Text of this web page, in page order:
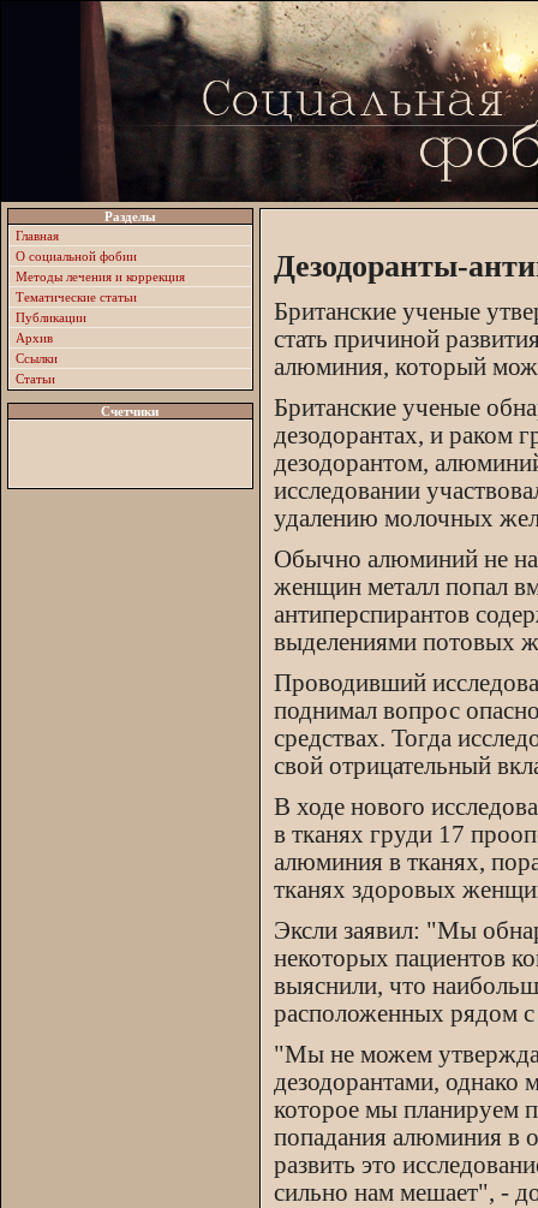
Разделы
Главная
О социальной фобии
Методы лечения и коррекция
Тематические статьи
Публикации
Архив
Ссылки
Статьи
Счетчики
Дезодоранты-
Британские ученые
стать причиной
алюминия, который
Британские ученые
дезодорантах, и раком
дезодорантом,
исследовании
удалению молочных
Обычно алюминий не
женщин металл попал
антиперспирантов
выделениями потовых
Проводивший
поднимал вопрос
средствах. Тогда
свой отрицательный
В ходе нового
в тканях груди 17
алюминия в тканях,
тканях здоровых
Эксли заявил: "Мы
некоторых пациентов
выяснили, что
расположенных рядом
"Мы не можем
дезодорантами, однако
которое мы планируем
попадания алюминия в
развить это
сильно нам мешает", -